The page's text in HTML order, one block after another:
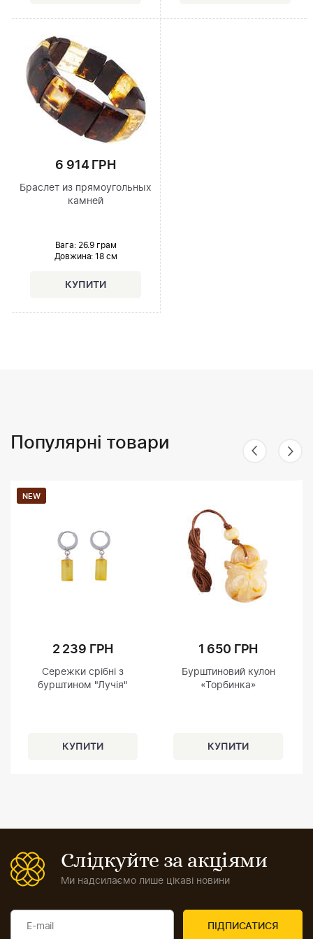
6 914 ГРН
Браслет из прямоугольных
камней
Вага: 26.9 грам
Довжина: 18 см
Популярні товари
NEW
2 239 ГРН
Сережки срібні з
бурштином "Лучія"
1 650 ГРН
Бурштиновий кулон
«Торбинка»
Слідкуйте за акціями
Ми надсилаємо лише цікаві новини